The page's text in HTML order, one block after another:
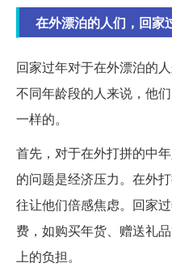
在外漂泊的人们，回家
回家过年对于在外漂泊的
不同年龄段的人来说，他
一样的。
首先，对于在外打拼的中
的问题是经济压力。在外
往让他们倍感焦虑。回家
费，如购买年货、赠送礼
上的负担。